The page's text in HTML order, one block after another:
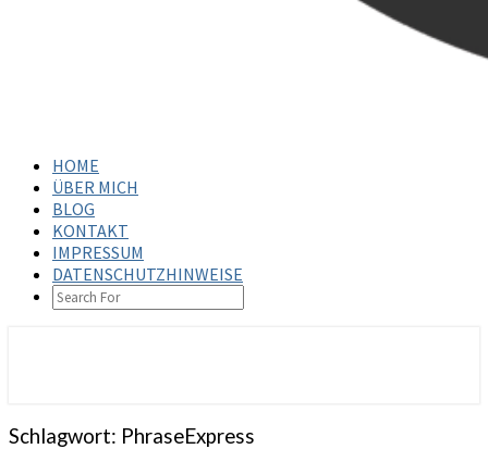
HOME
ÜBER MICH
BLOG
KONTAKT
IMPRESSUM
DATENSCHUTZHINWEISE
SEARCH
ICON
Schlagwort: PhraseExpress